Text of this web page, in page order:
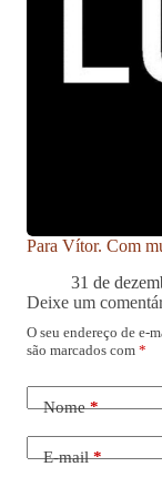
Para Vítor. Com
31 de
Deixe um
O seu endereço de e-
são marcados com *
Nome*
E-mail*